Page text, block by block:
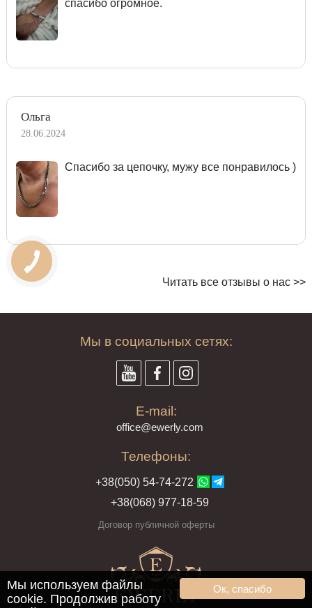
спасибо огромное.
Ольга
28.06.2024
Спасибо за цепочку, мужу все понравилось )
Читать все отзывы о нас >>
Мы в социальных сетях:
E-mail:
office@ewerly.com
Телефоны:
+38(050) 54-74-272
+38(068) 977-18-59
Договор публичной оферты
Ок, спасибо
Мы используем файлы
cookie. Продолжив работу